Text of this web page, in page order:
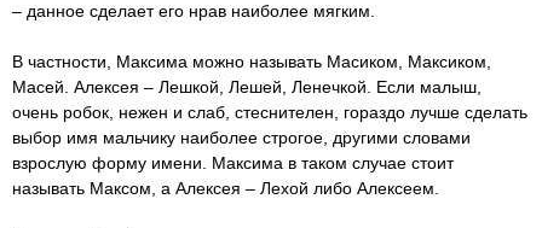
– данное сделает его нрав наиболее мягким.
В частности, Максима можно называть Масиком, Максиком,
Масей. Алексея – Лешкой, Лешей, Ленечкой. Если малыш,
очень робок, нежен и слаб, стеснителен, гораздо лучше сделать
выбор имя мальчику наиболее строгое, другими словами
взрослую форму имени. Максима в таком случае стоит
называть Максом, а Алексея – Лехой либо Алексеем.